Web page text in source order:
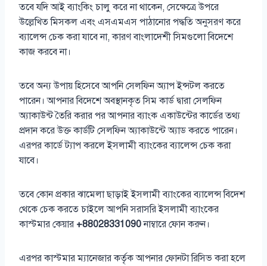
তবে যদি আই ব্যাংকিং চালু করে না থাকেন, সেক্ষেত্রে উপরে
উল্লেখিত মিসকল এবং এসএমএস পাঠানোর পদ্ধতি অনুসরণ করে
ব্যালেন্স চেক করা যাবে না, কারণ বাংলাদেশী সিমগুলো বিদেশে
কাজ করবে না।
তবে অন্য উপায় হিসেবে আপনি সেলফিন অ্যাপ ইন্সটল করতে
পারেন। আপনার বিদেশে অবস্থানকৃত সিম কার্ড দ্বারা সেলফিন
অ্যাকাউন্ট তৈরি করার পর আপনার ব্যাংক একাউন্টের কার্ডের তথ্য
প্রদান করে উক্ত কার্ডটি সেলফিন অ্যাকাউন্টে অ্যাড করতে পারেন।
এরপর কার্ডে ট্যাপ করলে ইসলামী ব্যাংকের ব্যালেন্স চেক করা
যাবে।
তবে কোন প্রকার ঝামেলা ছাড়াই ইসলামী ব্যাংকের ব্যালেন্স বিদেশ
থেকে চেক করতে চাইলে আপনি সরাসরি ইসলামী ব্যাংকের
কাস্টমার কেয়ার +88028331090নাম্বারে ফোন করুন।
এরপর কাস্টমার ম্যানেজার কর্তৃক আপনার ফোনটা রিসিভ করা হলে